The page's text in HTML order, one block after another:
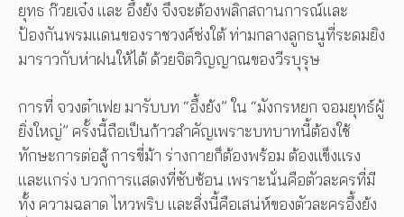
ยุทธ ก๊วยเจ๋ง และ อึ้งย้ง จึงจะต้องพลิกสถานการณ์และ
ป้องกันพรมแดนของราชวงศ์ซ่งใต้ ท่ามกลางลูกธนูที่ระดมยิง
มาราวกับห่าฝนให้ได้ ด้วยจิตวิญญาณของวีรบุรุษ
การที่ จวงต๋าเฟย มารับบท “อึ้งย้ง” ใน “มังกรหยก จอมยุทธ์ผู้
ยิ่งใหญ่” ครั้งนี้ถือเป็นก้าวสำคัญเพราะบทบาทนี้ต้องใช้
ทักษะการต่อสู้ การขี่ม้า ร่างกายก็ต้องพร้อม ต้องแข็งแรง
และแกร่ง บวกการแสดงที่ซับซ้อน เพราะนั่นคือตัวละครที่มี
ทั้ง ความฉลาด ไหวพริบ และสิ่งนี้คือเสน่ห์ของตัวละครอึ้งย้ง